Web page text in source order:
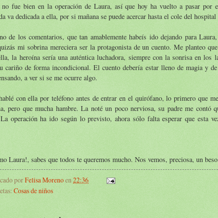
fue bien en la operación de Laura, así que hoy ha vuelto a pasar por
va dedicada a ella, por si mañana se puede acercar hasta el cole del
de los comentarios, que tan amablemente habeís ido dejando para
mi sobrina mereciera ser la protagonista de un cuento. Me planteo
la heroína sería una auténtica luchadora, siempre con la sonrisa en los
cariño de forma incondicional. El cuento debería estar lleno de magia y
a ver si se me ocurre algo.
con ella por teléfono antes de entrar en el quirófano, lo primero que
pero que mucha hambre. La noté un poco nerviosa, su padre me contó
operación ha ido según lo previsto, ahora sólo falta esperar que esta
Laura!, sabes que todos te queremos mucho. Nos vemos, preciosa, un
porFelisa Morenoen 22:36
Cosas de niños